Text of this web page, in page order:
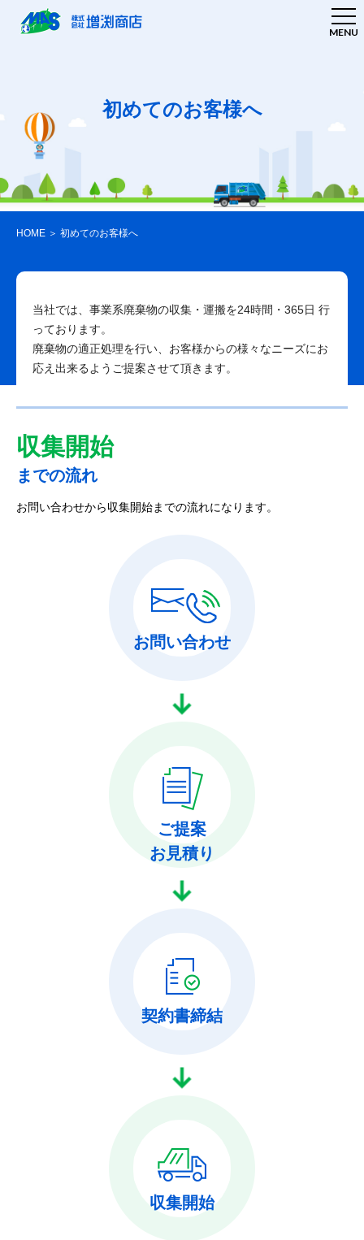
MENU
初めてのお客様へ
HOME ＞ 初めてのお客様へ
当社では、事業系廃棄物の収集・運搬を24時間・365日 行
っております。
廃棄物の適正処理を行い、お客様からの様々なニーズにお
応え出来るようご提案させて頂きます。
収集開始
までの流れ
お問い合わせから収集開始までの流れになります。
お問い合わせ
ご提案
お見積り
契約書締結
収集開始